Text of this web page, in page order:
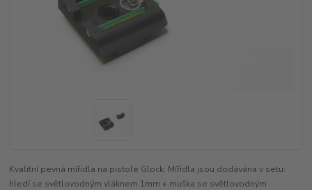
Kvalitní pevná mířidla na pistole Glock. Mířidla jsou dodávána v setu:
hledí se světlovodným vláknem 1mm + muška se světlovodným